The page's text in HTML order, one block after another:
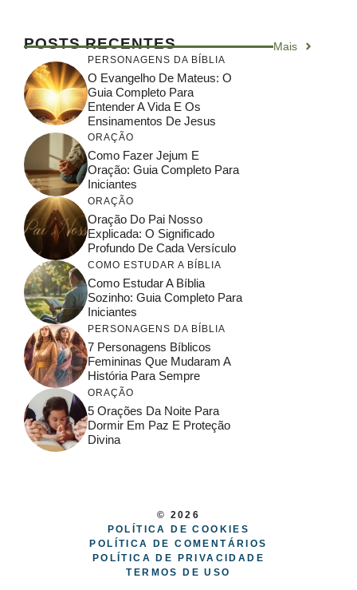
POSTS RECENTES Mais
PERSONAGENS DA BÍBLIA
O Evangelho De Mateus: O
Guia Completo Para
Entender A Vida E Os
Ensinamentos De Jesus
ORAÇÃO
Como Fazer Jejum E
Oração: Guia Completo Para
Iniciantes
ORAÇÃO
Oração Do Pai Nosso
Explicada: O Significado
Profundo De Cada Versículo
COMO ESTUDAR A BÍBLIA
Como Estudar A Bíblia
Sozinho: Guia Completo Para
Iniciantes
PERSONAGENS DA BÍBLIA
7 Personagens Bíblicos
Femininas Que Mudaram A
História Para Sempre
ORAÇÃO
5 Orações Da Noite Para
Dormir Em Paz E Proteção
Divina
© 2026
POLÍTICA DE COOKIES
POLÍTICA DE COMENTÁRIOS
POLÍTICA DE PRIVACIDADE
TERMOS DE USO